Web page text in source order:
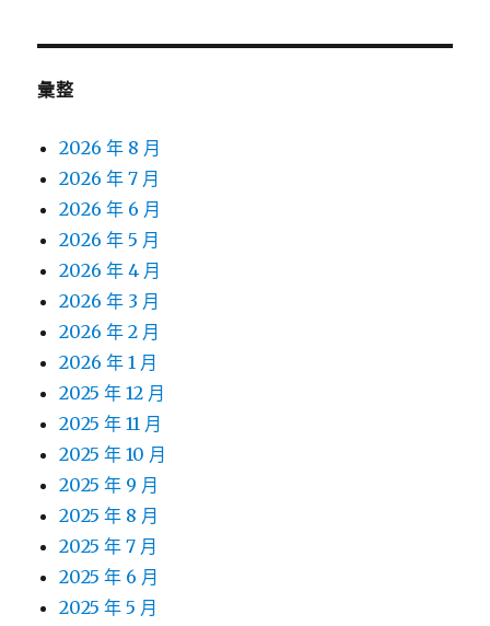
彙整
2026 年 8 月
2026 年 7 月
2026 年 6 月
2026 年 5 月
2026 年 4 月
2026 年 3 月
2026 年 2 月
2026 年 1 月
2025 年 12 月
2025 年 11 月
2025 年 10 月
2025 年 9 月
2025 年 8 月
2025 年 7 月
2025 年 6 月
2025 年 5 月